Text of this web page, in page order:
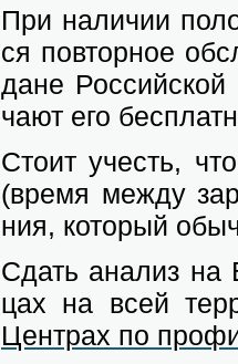
При на­ли­чии
ся по­втор­ное
дане
ча­ют его
Сто­ит учесть,
(вре­мя меж­ду
ния, ко­то­рый
Сдать ана­лиз
цах на всей
Цен­трах по